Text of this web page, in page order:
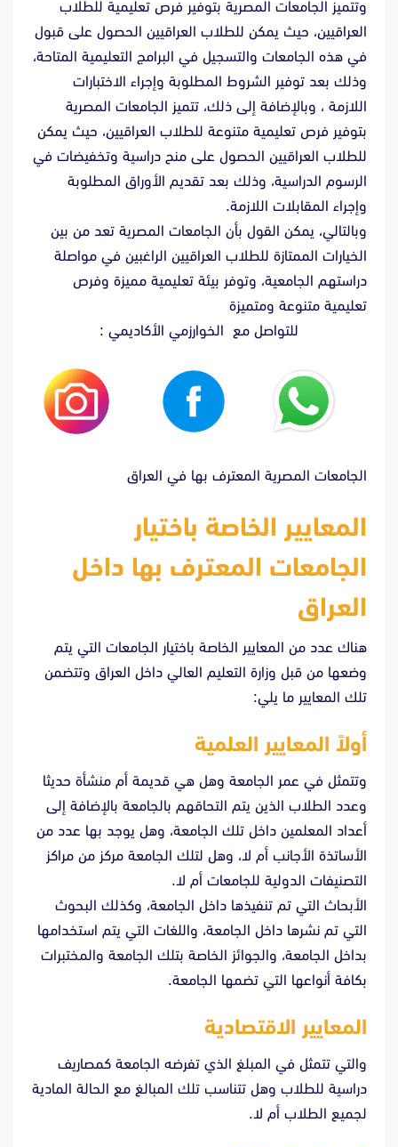
وتتميز الجامعات المصرية بتوفير فرص تعليمية للطلاب
العراقيين، حيث يمكن للطلاب العراقيين الحصول على قبول
في هذه الجامعات والتسجيل في البرامج التعليمية المتاحة،
وذلك بعد توفير الشروط المطلوبة وإجراء الاختبارات
اللازمة ، وبالإضافة إلى ذلك، تتميز الجامعات المصرية
بتوفير فرص تعليمية متنوعة للطلاب العراقيين، حيث يمكن
للطلاب العراقيين الحصول على منح دراسية وتخفيضات في
الرسوم الدراسية، وذلك بعد تقديم الأوراق المطلوبة
وإجراء المقابلات اللازمة.
وبالتالي، يمكن القول بأن الجامعات المصرية تعد من بين
الخيارات الممتازة للطلاب العراقيين الراغبين في مواصلة
دراستهم الجامعية، وتوفر بيئة تعليمية مميزة وفرص
تعليمية متنوعة ومتميزة
للتواصل مع الخوارزمي الأكاديمي :
الجامعات المصرية المعترف بها في العراق
المعايير الخاصة باختيار
الجامعات المعترف بها داخل
العراق
هناك عدد من المعايير الخاصة باختيار الجامعات التي يتم
وضعها من قبل وزارة التعليم العالي داخل العراق وتتضمن
تلك المعايير ما يلي:
أولاً المعايير العلمية
وتتمثل في عمر الجامعة وهل هي قديمة أم منشأة حديثا
وعدد الطلاب الذين يتم التحاقهم بالجامعة بالإضافة إلى
أعداد المعلمين داخل تلك الجامعة، وهل يوجد بها عدد من
الأساتذة الأجانب أم لا، وهل لتلك الجامعة مركز من مراكز
التصنيفات الدولية للجامعات أم لا.
الأبحاث التي تم تنفيذها داخل الجامعة، وكذلك البحوث
التي تم نشرها داخل الجامعة، واللغات التي يتم استخدامها
بداخل الجامعة، والجوائز الخاصة بتلك الجامعة والمختبرات
بكافة أنواعها التي تضمها الجامعة.
المعايير الاقتصادية
والتي تتمثل في المبلغ الذي تفرضه الجامعة كمصاريف
دراسية للطلاب وهل تتناسب تلك المبالغ مع الحالة المادية
لجميع الطلاب أم لا.